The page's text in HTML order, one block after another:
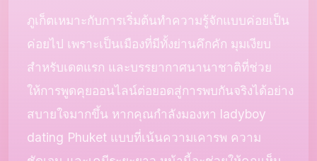
ภูเก็ตเหมาะกับการเริ่มต้นทำความรู้จักแบบค่อยเป็น
ค่อยไป เพราะเป็นเมืองที่มีทั้งย่านคึกคัก มุมเงียบ
สำหรับเดตแรก และบรรยากาศนานาชาติที่ช่วย
ให้การพูดคุยออนไลน์ต่อยอดสู่การพบกันจริงได้อย่าง
สบายใจมากขึ้น หากคุณกำลังมองหา ladyboy
dating Phuket แบบที่เน้นความเคารพ ความ